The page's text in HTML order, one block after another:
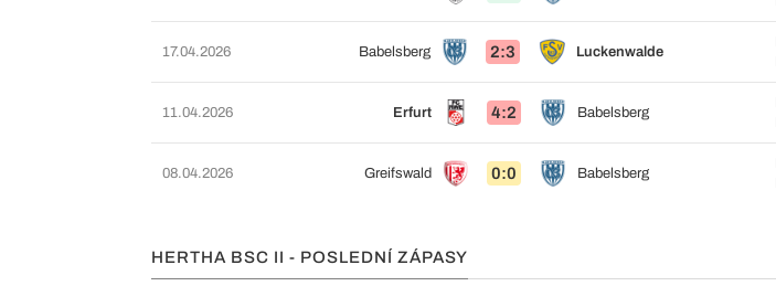
17.04.2026 Babelsberg 2:3 Luckenwalde
11.04.2026 Erfurt 4:2 Babelsberg
08.04.2026 Greifswald 0:0 Babelsberg
HERTHA BSC II - POSLEDNÍ ZÁPASY